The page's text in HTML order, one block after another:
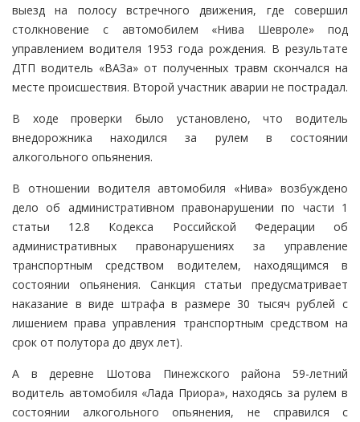
выезд на полосу встречного движения, где совершил
столкновение с автомобилем «Нива Шевроле» под
управлением водителя 1953 года рождения. В результате
ДТП водитель «ВАЗа» от полученных травм скончался на
месте происшествия. Второй участник аварии не пострадал.
В ходе проверки было установлено, что водитель
внедорожника находился за рулем в состоянии
алкогольного опьянения.
В отношении водителя автомобиля «Нива» возбуждено
дело об административном правонарушении по части 1
статьи 12.8 Кодекса Российской Федерации об
административных правонарушениях за управление
транспортным средством водителем, находящимся в
состоянии опьянения. Санкция статьи предусматривает
наказание в виде штрафа в размере 30 тысяч рублей с
лишением права управления транспортным средством на
срок от полутора до двух лет).
А в деревне Шотова Пинежского района 59-летний
водитель автомобиля «Лада Приора», находясь за рулем в
состоянии алкогольного опьянения, не справился с